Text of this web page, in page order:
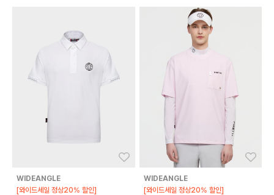
WIDEANGLE
[와이드세일 정상20% 할인]
WIDEANGLE
[와이드세일 정상20% 할인]